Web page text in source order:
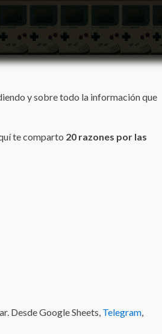
y sobre todo la información que
te comparto 20 razones por las
Desde Google Sheets, Telegram,